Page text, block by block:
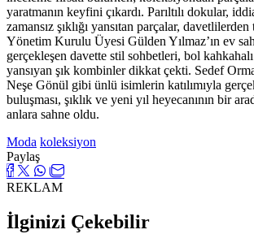
yaratmanın keyfini çıkardı. Parıltılı dokular,
zamansız şıklığı yansıtan parçalar, davetlilerden
Yönetim Kurulu Üyesi Gülden Yılmaz’ın ev
gerçekleşen davette stil sohbetleri, bol
yansıyan şık kombinler dikkat çekti. Sedef
Neşe Gönül gibi ünlü isimlerin katılımıyla
buluşması, şıklık ve yeni yıl heyecanının bir
anlara sahne oldu.
Moda koleksiyon
Paylaş
REKLAM
İlginizi Çekebilir